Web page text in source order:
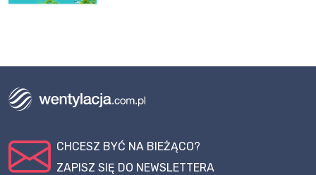
CHCESZ BYĆ NA BIEŻĄCO?
ZAPISZ SIĘ DO NEWSLETTERA